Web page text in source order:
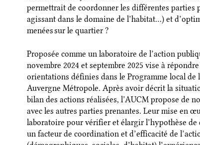
permettrait de coordonner les différentes parties
agissant dans le domaine de l’habitat…) et
menées sur le quartier ?
Proposée comme un laboratoire de l’action
novembre 2024 et septembre 2025 vise à
orientations définies dans le Programme local de
Auvergne Métropole. Après avoir décrit la
bilan des actions réalisées, l’AUCM propose de
avec les autres parties prenantes. Leur mise en
laboratoire pour vérifier et élargir l’hypothèse de
un facteur de coordination et d’efficacité de